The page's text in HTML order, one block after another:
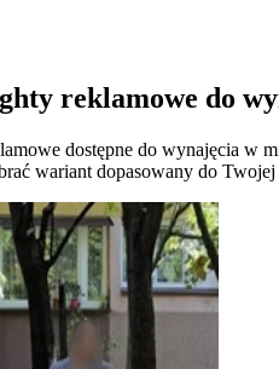
reklamowe do
dostępne do wynajęcia
wariant dopasowany do Twojej